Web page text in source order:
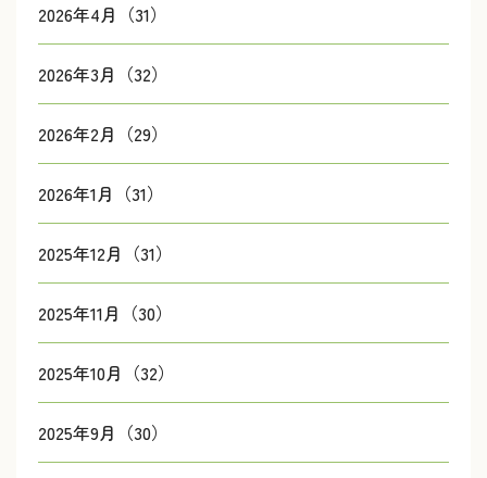
2026年4月（31）
2026年3月（32）
2026年2月（29）
2026年1月（31）
2025年12月（31）
2025年11月（30）
2025年10月（32）
2025年9月（30）